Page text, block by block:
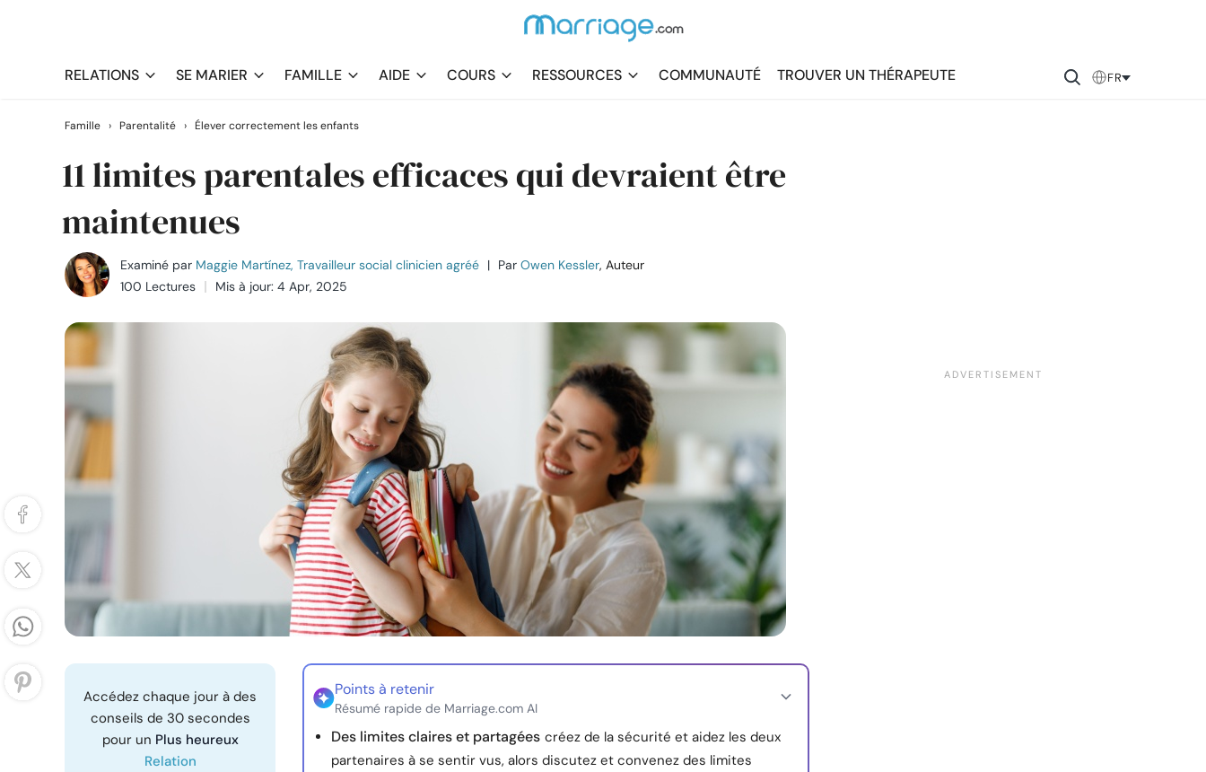
RELATIONS SE MARIER FAMILLE AIDE COURS RESSOURCES COMMUNAUTÉ TROUVER UN THÉRAPEUTE FR
Famille › Parentalité › Élever correctement les enfants
11 limites parentales efficaces qui devraient être
maintenues
Examiné par Maggie Martínez, Travailleur social clinicien agréé | Par Owen Kessler, Auteur
100 Lectures
Mis à jour: 4 Apr, 2025
Accédez chaque jour à des
conseils de 30 secondes
pour un Plus heureux
Relation
Points à retenir
Résumé rapide de Marriage.com AI
Des limites claires et partagées créez de la sécurité et aidez les deux
partenaires à se sentir vus, alors discutez et convenez des limites